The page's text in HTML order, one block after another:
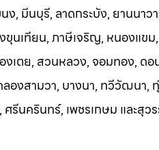
ง, มีนบุรี, ลาดกระบัง, ยานน
นเทียน, ภาษีเจริญ, หนองแข
งเตย, สวนหลวง, จอมทอง, ดอ
องสามวา, บางนา, ทวีวัฒนา,
ศรีนครินทร์, เพชรเกษม และสุ